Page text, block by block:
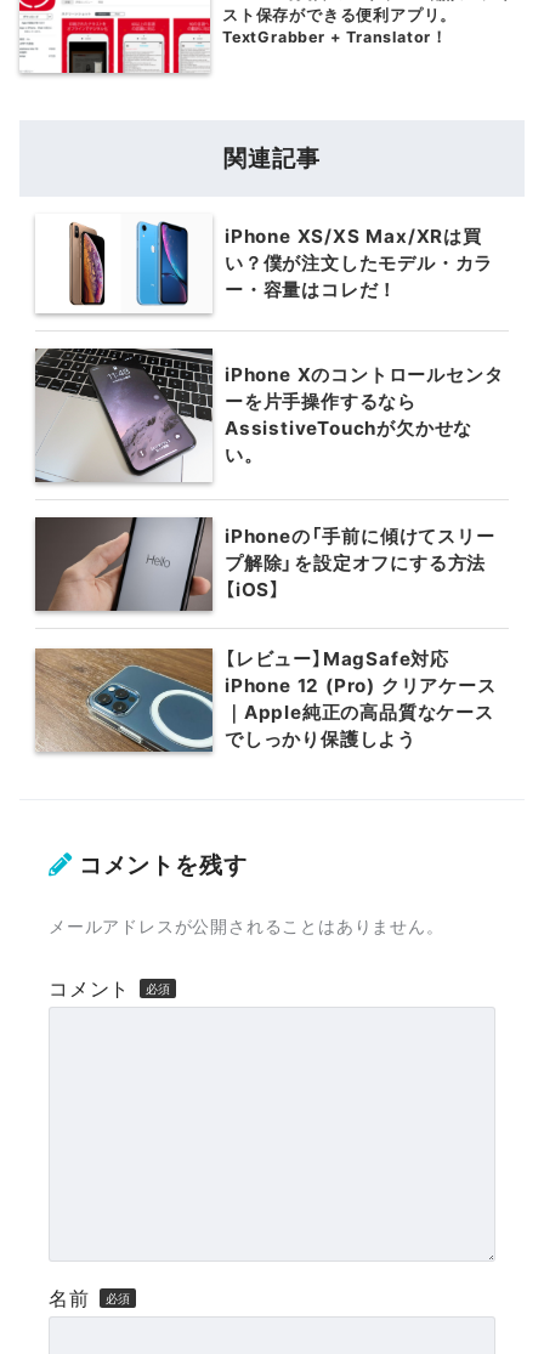
スト保存ができる便利アプリ。
TextGrabber + Translator！
関連記事
iPhone XS/XS Max/XRは買
い？僕が注文したモデル・カラ
ー・容量はコレだ！
iPhone Xのコントロールセンタ
ーを片手操作するなら
AssistiveTouchが欠かせな
い。
iPhoneの「手前に傾けてスリー
プ解除」を設定オフにする方法
【iOS】
【レビュー】MagSafe対応
iPhone 12 (Pro) クリアケース
｜Apple純正の高品質なケース
でしっかり保護しよう
コメントを残す
メールアドレスが公開されることはありません。
コメント
名前